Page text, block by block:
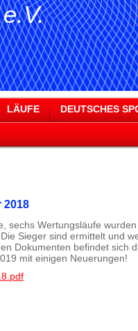
e.V.
LÄUFE DEUTSCHES
2018
sechs Wertungsläufe
Sieger sind ermittelt und
Dokumenten befindet sich
mit einigen Neuerungen!